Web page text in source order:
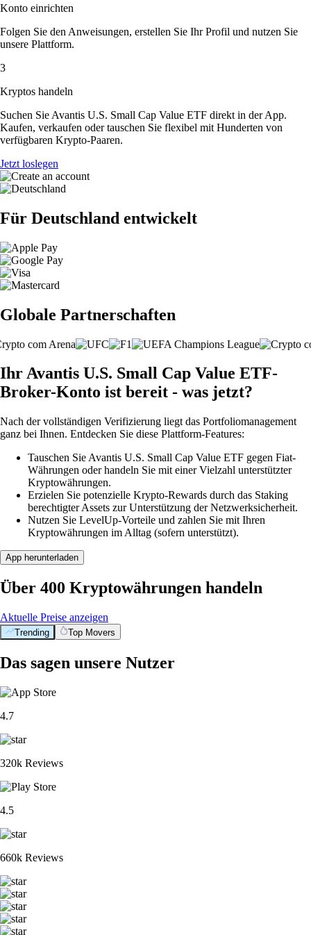
Konto einrichten
Folgen Sie den Anweisungen, erstellen Sie Ihr Profil und nutzen Sie
unsere Plattform.
3
Kryptos handeln
Suchen Sie Avantis U.S. Small Cap Value ETF direkt in der App.
Kaufen, verkaufen oder tauschen Sie flexibel mit Hunderten von
verfügbaren Krypto-Paaren.
Jetzt loslegen
Für Deutschland entwickelt
Globale Partnerschaften
Ihr Avantis U.S. Small Cap Value ETF-
Broker-Konto ist bereit - was jetzt?
Nach der vollständigen Verifizierung liegt das Portfoliomanagement
ganz bei Ihnen. Entdecken Sie diese Plattform-Features:
Tauschen Sie Avantis U.S. Small Cap Value ETF gegen Fiat-
Währungen oder handeln Sie mit einer Vielzahl unterstützter
Kryptowährungen.
Erzielen Sie potenzielle Krypto-Rewards durch das Staking
berechtigter Assets zur Unterstützung der Netzwerksicherheit.
Nutzen Sie LevelUp-Vorteile und zahlen Sie mit Ihren
Kryptowährungen im Alltag (sofern unterstützt).
App herunterladen
Über 400 Kryptowährungen handeln
Aktuelle Preise anzeigen
Trending Top Movers
Das sagen unsere Nutzer
4.7
320k Reviews
4.5
660k Reviews